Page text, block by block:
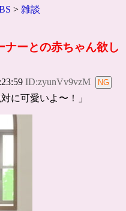
> 雑談
ナーとの赤ちゃん欲し
ID:zyunVv9vzM
に可愛いよ〜！」